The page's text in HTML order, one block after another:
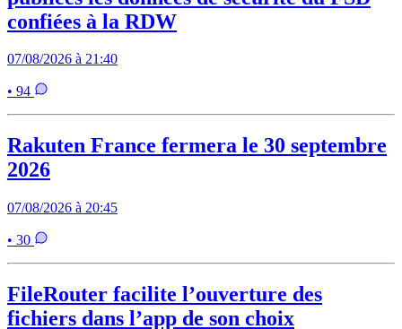
confiées à la RDW
07/08/2026 à 21:40
• 94
Rakuten France fermera le 30 septembre
2026
07/08/2026 à 20:45
• 30
FileRouter facilite l’ouverture des
fichiers dans l’app de son choix